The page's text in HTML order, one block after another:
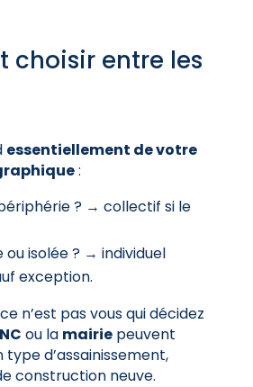
choisir entre les
essentiellement de votre
:
? → collectif si le
ou isolée ? → individuel
exception.
n’est pas vous qui décidez
ou la mairiepeuvent
type d’assainissement,
construction neuve.